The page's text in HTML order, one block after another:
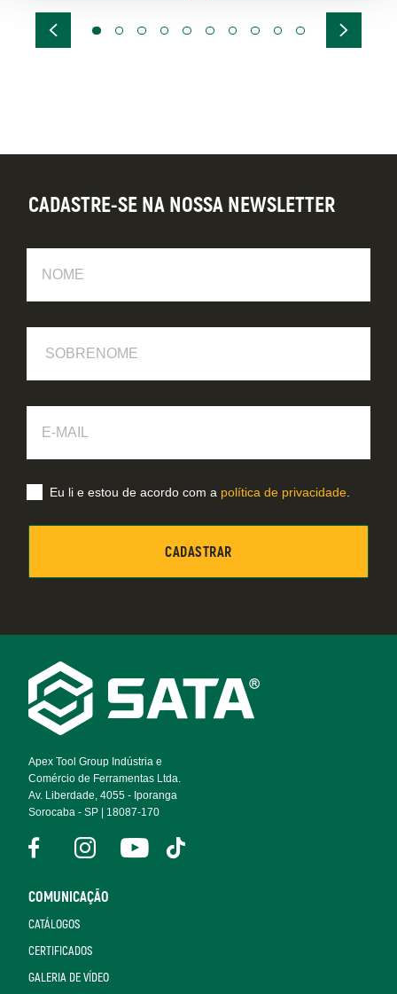
Footer
Navigation
Apex Tool Group Indústria e
Comércio de Ferramentas Ltda.
Av. Liberdade, 4055 - Iporanga
Sorocaba - SP | 18087-170
COMUNICAÇÃO
CATÁLOGOS
CERTIFICADOS
GALERIA DE VÍDEO
CADASTRE-SE NA NOSSA NEWSLETTER
Mail
Eu li e estou de acordo com a política de privacidade